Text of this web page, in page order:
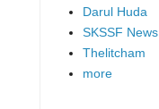
Darul Huda
SKSSF News
Thelitcham
more